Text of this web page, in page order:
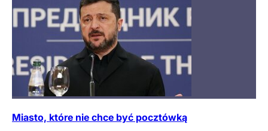
Miasto, które nie chce być pocztówką